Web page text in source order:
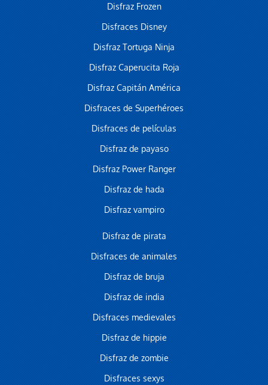
Disfraz Frozen
Disfraces Disney
Disfraz Tortuga Ninja
Disfraz Caperucita Roja
Disfraz Capitán América
Disfraces de Superhéroes
Disfraces de películas
Disfraz de payaso
Disfraz Power Ranger
Disfraz de hada
Disfraz vampiro
Disfraz de pirata
Disfraces de animales
Disfraz de bruja
Disfraz de india
Disfraces medievales
Disfraz de hippie
Disfraz de zombie
Disfraces sexys